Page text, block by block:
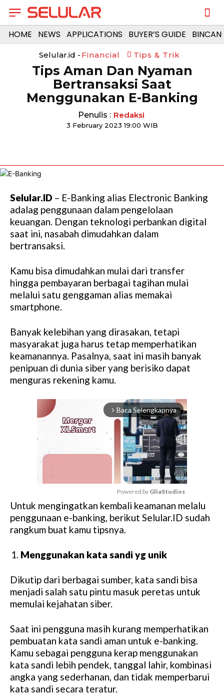
HOME NEWS APPLICATIONS BUYER’S GUIDE
Selular.id - Financial Tips & Trik
Tips Aman Dan Nyaman
Bertransaksi Saat
Menggunakan E-Banking
Penulis : Redaksi
3 February 2023 19:00 WIB
Selular.ID – E-Banking alias Electronic Banking
adalag penggunaan dalam pengelolaan
keuangan. Dengan teknologi perbankan digital
saat ini, nasabah dimudahkan dalam
bertransaksi.
Kamu bisa dimudahkan mulai dari transfer
hingga pembayaran berbagai tagihan mulai
melalui satu genggaman alias memakai
smartphone.
Banyak kelebihan yang dirasakan, tetapi
masyarakat juga harus tetap memperhatikan
keamanannya. Pasalnya, saat ini masih banyak
penipuan di dunia siber yang berisiko dapat
menguras rekening kamu.
arrow_forward_ios Baca Selengkapnya
M
u
Powered by GliaStudios
Untuk mengingatkan kembali keamanan melalu
penggunaan e-banking, berikut Selular.ID sudah
rangkum buat kamu tipsnya.
Menggunakan kata sandi yg unik
Dikutip dari berbagai sumber, kata sandi bisa
menjadi salah satu pintu masuk peretas untuk
memulai kejahatan siber.
Saat ini pengguna masih kurang memperhatikan
pembuatan kata sandi aman untuk e-banking.
Kamu sebagai pengguna kerap menggunakan
kata sandi lebih pendek, tanggal lahir, kombinasi
angka yang sederhanan, dan tidak memperbarui
kata sandi secara teratur.